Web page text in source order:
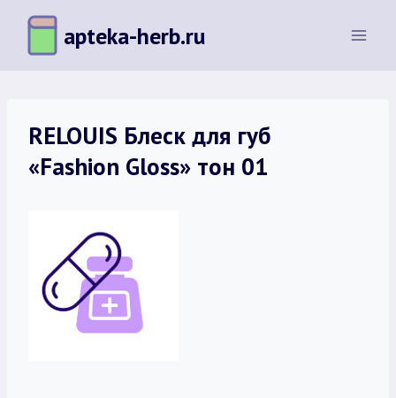
Перейти
содержимому
apteka-herb.ru
RELOUIS Блеск для губ
«Fashion Gloss» тон 01